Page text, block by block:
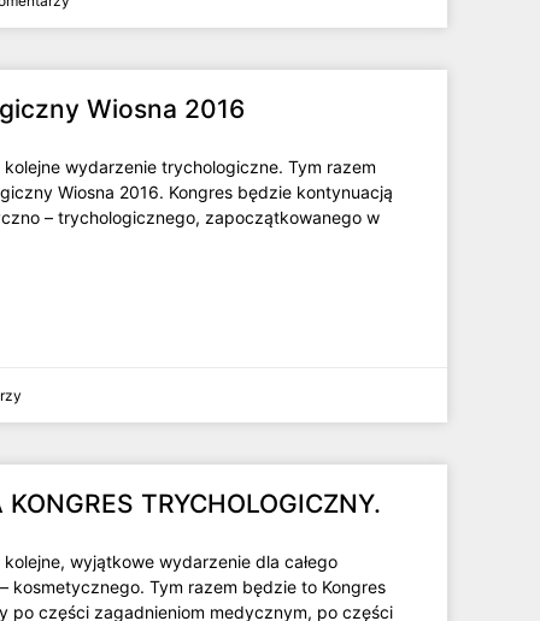
Wiosna 2016
wydarzenie trychologiczne. Tym razem
Wiosna 2016. Kongres będzie kontynuacją
– trychologicznego, zapoczątkowanego w
TRYCHOLOGICZNY.
wyjątkowe wydarzenie dla całego
kosmetycznego. Tym razem będzie to Kongres
po części zagadnieniom medycznym, po części